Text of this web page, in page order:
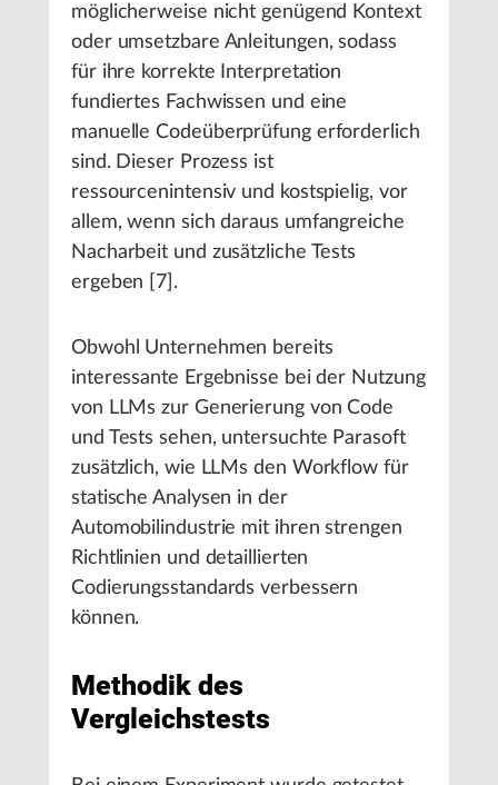
möglicherweise nicht genügend Kontext
oder umsetzbare Anleitungen, sodass
für ihre korrekte Interpretation
fundiertes Fachwissen und eine
manuelle Codeüberprüfung erforderlich
sind. Dieser Prozess ist
ressourcenintensiv und kostspielig, vor
allem, wenn sich daraus umfangreiche
Nacharbeit und zusätzliche Tests
ergeben [7].
Obwohl Unternehmen bereits
interessante Ergebnisse bei der Nutzung
von LLMs zur Generierung von Code
und Tests sehen, untersuchte Parasoft
zusätzlich, wie LLMs den Workflow für
statische Analysen in der
Automobilindustrie mit ihren strengen
Richtlinien und detaillierten
Codierungsstandards verbessern
können.
Methodik des
Vergleichstests